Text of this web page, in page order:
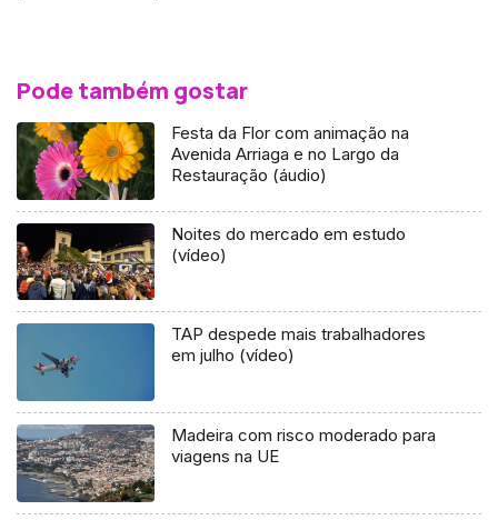
Pode também gostar
Festa da Flor com animação na
Avenida Arriaga e no Largo da
Restauração (áudio)
Noites do mercado em estudo
(vídeo)
TAP despede mais trabalhadores
em julho (vídeo)
Madeira com risco moderado para
viagens na UE